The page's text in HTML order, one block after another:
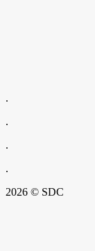
.
.
.
.
2026 © SDC